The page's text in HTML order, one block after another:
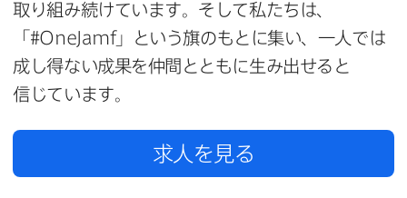
取り組み続けています。​そして​私たちは、​
「#OneJamf」と​いう​旗の​もとに​集い、​一人では​
成し得ない​成果を​仲間とともに​生み出せると​
信じています。
求人を​見る